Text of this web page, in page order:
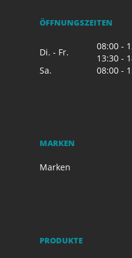
ÖFFNUNGSZEITEN
Di. - Fr.
08:00 -
13:30 -
Sa.
08:00 -
MARKEN
Marken
PRODUKTE